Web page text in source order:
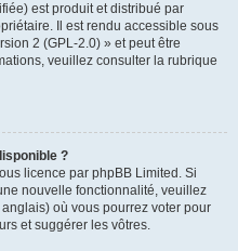
est produit et distribué par
Il est rendu accessible sous
2 (GPL-2.0) » et peut être
veuillez consulter la rubrique
?
licence par phpBB Limited. Si
nouvelle fonctionnalité, veuillez
où vous pourrez voter pour
et suggérer les vôtres.